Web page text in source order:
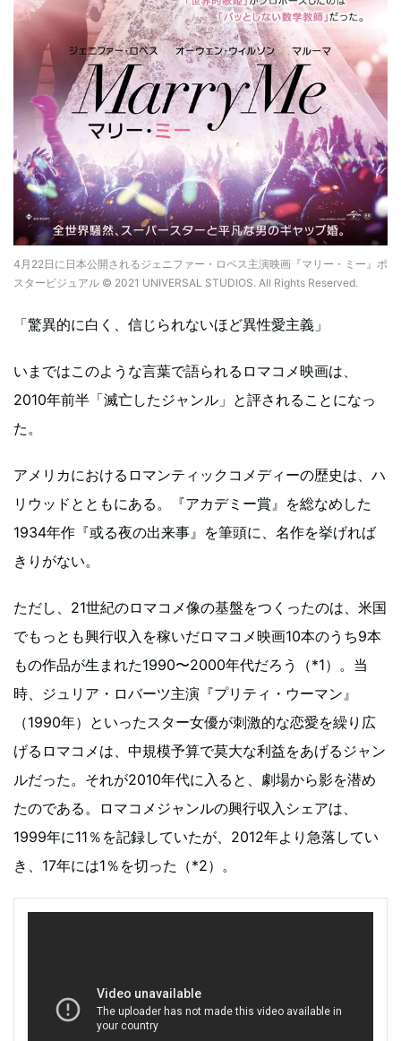
4月22日に日本公開されるジェニファー・ロペス主演映画『マリー・ミー』ポ
スタービジュアル © 2021 UNIVERSAL STUDIOS. All Rights Reserved.
「驚異的に白く、信じられないほど異性愛主義」
いまではこのような言葉で語られるロマコメ映画は、
2010年前半「滅亡したジャンル」と評されることになっ
た。
アメリカにおけるロマンティックコメディーの歴史は、ハ
リウッドとともにある。『アカデミー賞』を総なめした
1934年作『或る夜の出来事』を筆頭に、名作を挙げれば
きりがない。
ただし、21世紀のロマコメ像の基盤をつくったのは、米国
でもっとも興行収入を稼いだロマコメ映画10本のうち9本
もの作品が生まれた1990〜2000年代だろう（*1）。当
時、ジュリア・ロバーツ主演『プリティ・ウーマン』
（1990年）といったスター女優が刺激的な恋愛を繰り広
げるロマコメは、中規模予算で莫大な利益をあげるジャン
ルだった。それが2010年代に入ると、劇場から影を潜め
たのである。ロマコメジャンルの興行収入シェアは、
1999年に11％を記録していたが、2012年より急落してい
き、17年には1％を切った（*2）。